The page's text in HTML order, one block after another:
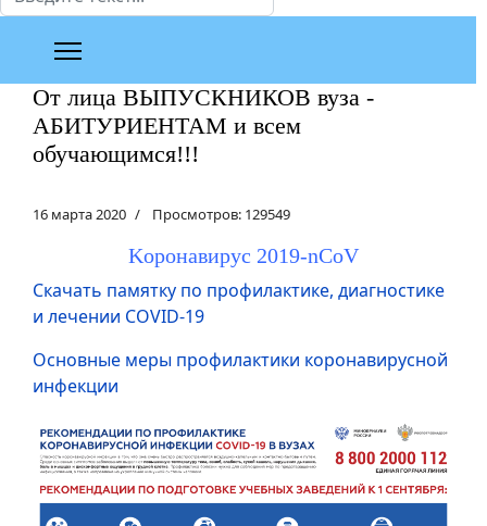
От лица ВЫПУСКНИКОВ вуза -
АБИТУРИЕНТАМ и всем
обучающимся!!!
16 марта 2020 Просмотров: 129549
Kоронавирус 2019-nCoV
Скачать памятку по профилактике, диагностике
и лечении COVID-19
Основные меры профилактики коронавирусной
инфекции